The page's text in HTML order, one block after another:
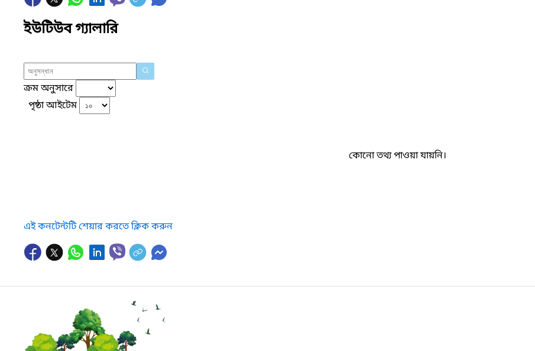
ইউটিউব গ্যালারি
ক্রম অনুসারে
পৃষ্ঠা আইটেম
কোনো তথ্য পাওয়া যায়নি।
এই কনটেন্টটি শেয়ার করতে ক্লিক করুন